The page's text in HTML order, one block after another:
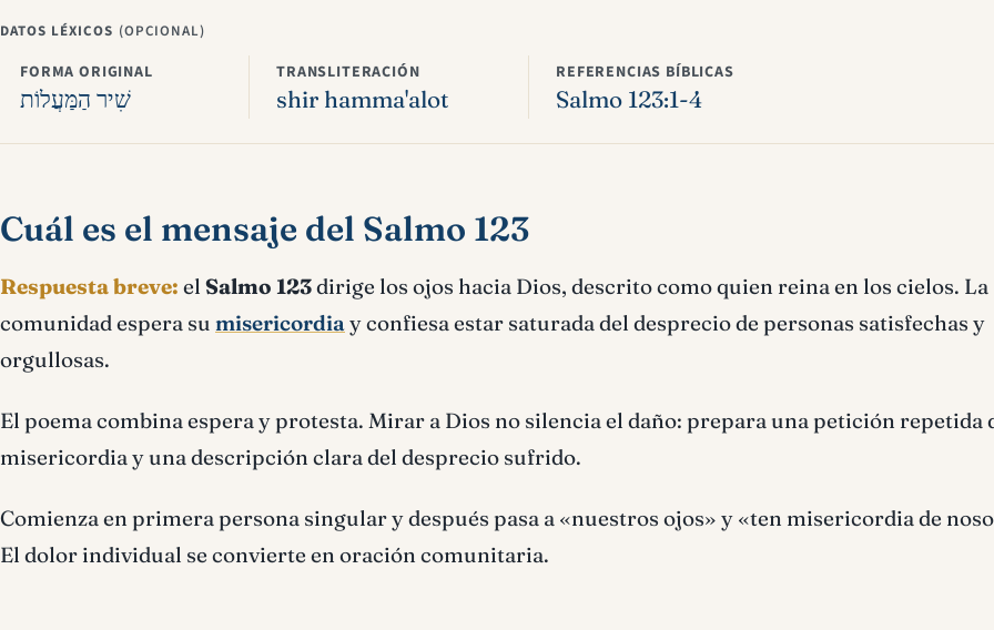
DATOS LÉXICOS (OPCIONAL)
FORMA ORIGINAL
שִׁיר הַמַּעֲלוֹת
TRANSLITERACIÓN
shir hamma'alot
REFERENCIAS BÍBLICAS
Salmo 123:1-4
Cuál es el mensaje del Salmo 123
Respuesta breve: el Salmo 123dirige los ojos hacia Dios, descrito como quien reina en los cielos. La
comunidad espera su misericordiay confiesa estar saturada del desprecio de personas satisfechas y
orgullosas.
El poema combina espera y protesta. Mirar a Dios no silencia el daño: prepara una petición repetida
misericordia y una descripción clara del desprecio sufrido.
Comienza en primera persona singular y después pasa a «nuestros ojos» y «ten misericordia de
El dolor individual se convierte en oración comunitaria.